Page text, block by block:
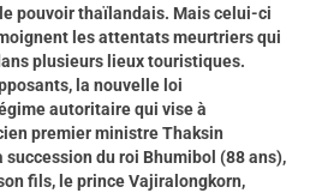
pouvoir thaïlandais. Mais celui-ci
les attentats meurtriers qui
plusieurs lieux touristiques.
la nouvelle loi
autoritaire qui vise à
premier ministre Thaksin
du roi Bhumibol (88 ans),
fils, le prince Vajiralongkorn,